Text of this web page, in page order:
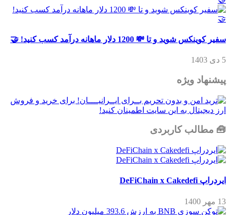
سفیر کوینکس شوید و تا 💸 1200 دلار ماهانه درآمد کسب کنید! 🤝
5 دی 1403
پیشنهاد ویژه
🧰 مطالب کاربردی
ایردراپ DeFiChain x Cakedefi
13 مهر 1400